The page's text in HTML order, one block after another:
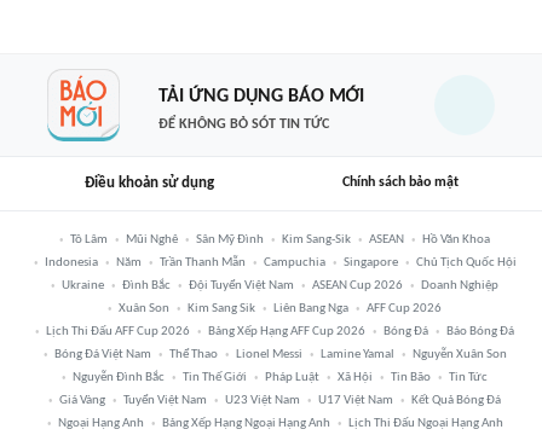
TẢI ỨNG DỤNG BÁO MỚI
ĐỂ KHÔNG BỎ SÓT TIN TỨC
Điều khoản sử dụng Chính sách bảo mật
Tô Lâm Mũi Nghê Sân Mỹ Đình Kim Sang-Sik ASEAN
Hồ Văn Khoa
Indonesia
Năm Trần Thanh Mẫn Campuchia Singapore
Chủ Tịch Quốc Hội
Ukraine
Đình Bắc Đội Tuyển Việt Nam ASEAN Cup 2026
Doanh Nghiệp
Xuân Son
Kim Sang Sik Liên Bang Nga
AFF Cup 2026
Lịch Thi Đấu AFF Cup 2026
Bảng Xếp Hạng AFF Cup 2026 Bóng Đá
Báo Bóng Đá
Bóng Đá Việt Nam
Thể Thao Lionel Messi Lamine Yamal
Nguyễn Xuân Son
Nguyễn Đình Bắc
Tin Thế Giới Pháp Luật Xã Hội Tin Bão
Tin Tức
Giá Vàng
Tuyển Việt Nam U23 Việt Nam U17 Việt Nam
Kết Quả Bóng Đá
Ngoại Hạng Anh
Bảng Xếp Hạng Ngoại Hạng Anh Lịch Thi Đấu Ngoại Hạng Anh